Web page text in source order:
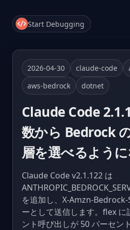
Start Debugging
2026-04-30 claude-code
aws-bedrock
dotnet
Claude Code
数から Bedrock
層を選べるよう
Claude Code v2.1.122 は
を追加し、X-Amzn-
ーとして送信します。flex に
ント呼び出しが 50 パーセン